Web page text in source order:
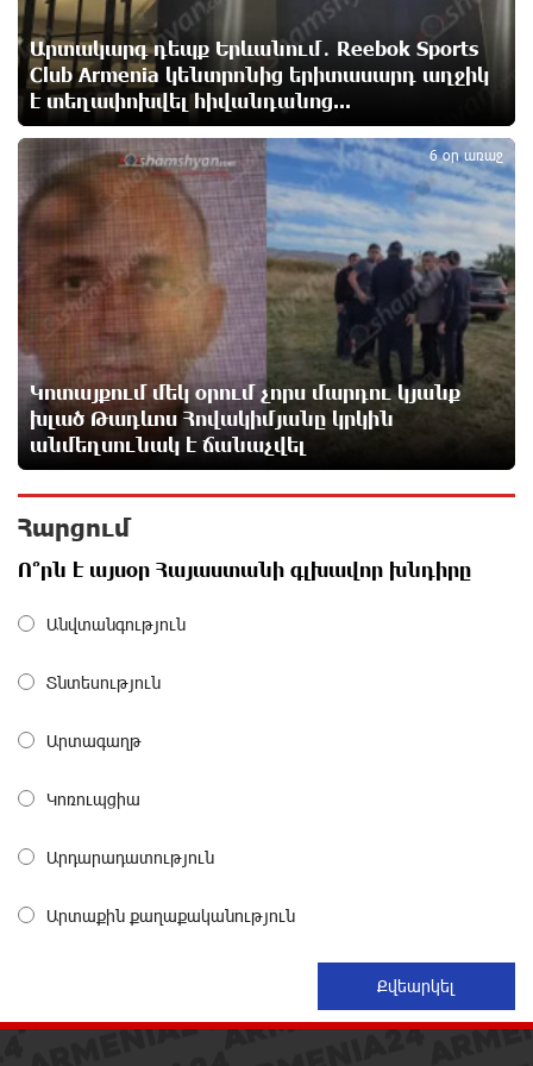
պահեստների վրա
13 ժամ առաջ
«Ռեալ Մադրիդ»-ն ու «ՌԲ Լայպցիգը»
համաձայնության են եկել Յան Դիոմանդեի
տրանսֆերի վերաբերյալ
13 ժամ առաջ
Այսօրվա կառավարությունը ուսանողներին
առաջարկում է պահանջարկ չունեցող
մասնագիտություններ. Ատոմ Մխիթարյան
13 ժամ առաջ
Հայրենիքը փոքրանում է մեր աչքերի առաջ․
ազգային ողբերգություն է․ Ավետիք Չալաբյան
13 ժամ առաջ
Սամվել Կարապետյանը «ամբողջ հայության
խայտառակություն» է անվանել Ամենայն Հայոց
14 ժամ առաջ
Մեր կրոնական զգացմունքների հետ խաղը
Կարապետյան
ՈւՂԻՂ. Նարեկ Կարապետյանը հանդես է գալիս
Արտակարգ դեպք Երևանում․ Reebok Sports
Club Armenia կենտրոնից երիտասարդ աղջիկ
է տեղափոխվել հիվանդանոց...
Կոտայքում մեկ օրում չորս մարդու կյանք
խլած Թադևոս Հովակիմյանը կրկին
անմեղսունակ է ճանաչվել
6 օր առաջ
5
Հարցում
Ո՞րն է այսօր Հայաստանի գլխավոր խնդիրը
Անվտանգություն
Տնտեսություն
Արտագաղթ
Կոռուպցիա
Արդարադատություն
Արտաքին քաղաքականություն